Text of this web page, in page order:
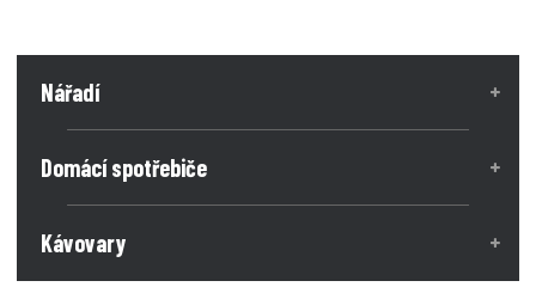
Nářadí
Domácí spotřebiče
Kávovary